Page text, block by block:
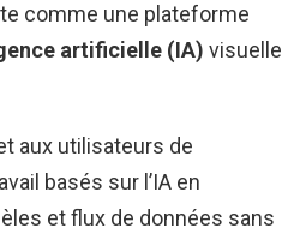
comme une plateforme
artificielle (IA) visuelle
aux utilisateurs de
basés sur l’IA en
et flux de données sans